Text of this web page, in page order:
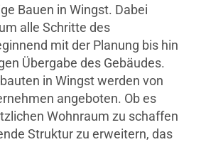
Bauen in Wingst. Dabei
alle Schritte des
mit der Planung bis hin
Übergabe des Gebäudes.
in Wingst werden von
angeboten. Ob es
Wohnraum zu schaffen
Struktur zu erweitern, das